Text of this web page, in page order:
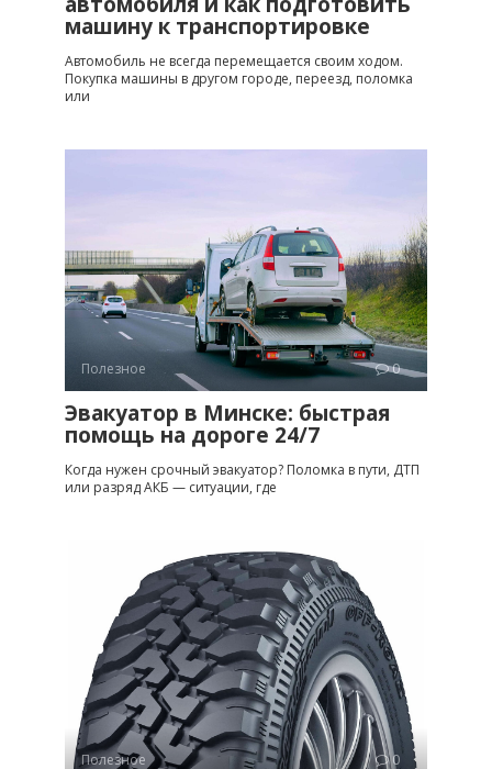
машину к транспортировке
Автомобиль не всегда перемещается своим ходом.
Покупка машины в другом городе, переезд, поломка
или
Полезное 0
Эвакуатор в Минске: быстрая
помощь на дороге 24/7
Когда нужен срочный эвакуатор? Поломка в пути, ДТП
или разряд АКБ — ситуации, где
Полезное 0